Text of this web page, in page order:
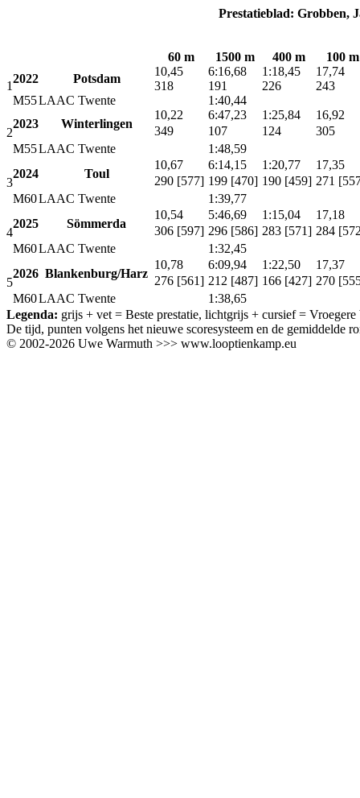
Prestatieblad: Grobben,
60 m 1500 m 400 m 100 m
1
2022 Potsdam
10,45 6:16,68 1:18,45
17,74
318
191 226
243
M55LAAC Twente 1:40,44
2
2023 Winterlingen
10,22 6:47,23 1:25,84
16,92
349
107 124
305
M55LAAC Twente 1:48,59
3
2024 Toul
10,67 6:14,15 1:20,77
17,35
290 [577] 199 [470] 190 [459] 271
M60LAAC Twente 1:39,77
4
2025 Sömmerda
10,54 5:46,69 1:15,04
17,18
306 [597] 296 [586] 283 [571] 284
M60LAAC Twente 1:32,45
5
2026 Blankenburg/Harz
10,78 6:09,94 1:22,50
17,37
276 [561] 212 [487] 166 [427] 270
M60LAAC Twente
1:38,65
Legenda: grijs + vet = Beste prestatie, lichtgrijs + cursief= Vroegere
De tijd, punten volgens het nieuwe scoresysteem en de gemiddelde
© 2002-2026 Uwe Warmuth >>> www.looptienkamp.eu